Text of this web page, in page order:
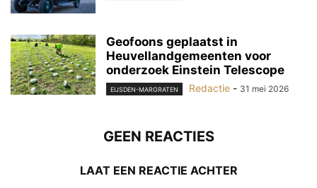
Geofoons geplaatst in
Heuvellandgemeenten voor
onderzoek Einstein Telescope
EIJSDEN-MARGRATEN Redactie - 31 mei 2026
GEEN REACTIES
LAAT EEN REACTIE ACHTER